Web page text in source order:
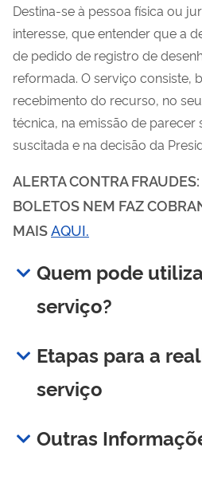
Destina-se à pessoa física ou
interesse, que entender que a
de pedido de registro de
reformada. O serviço consiste,
recebimento do recurso, no
técnica, na emissão de parecer
suscitada e na decisão da
ALERTA CONTRA
BOLETOS NEM FAZ
MAISAQUI.
Quem pode
serviço?
Etapas para a
serviço
Outras